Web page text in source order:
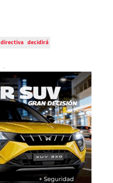
directiva decidirá